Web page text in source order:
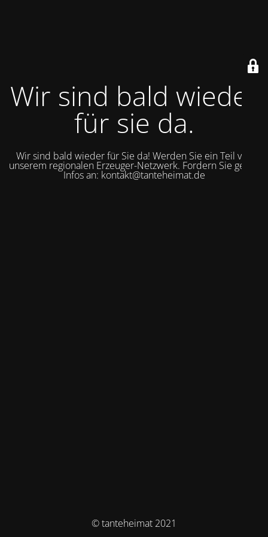
Wir sind bald wieder
für sie da.
Wir sind bald wieder für Sie da! Werden Sie ein Teil von
unserem regionalen Erzeuger-Netzwerk. Fordern Sie gerne
Infos an: kontakt@tanteheimat.de
© tanteheimat 2021